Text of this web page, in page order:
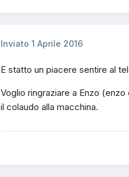
Inviato 1 Aprile 2016
E statto un piacere sentire al
Voglio ringraziare a Enzo
il colaudo alla macchina.